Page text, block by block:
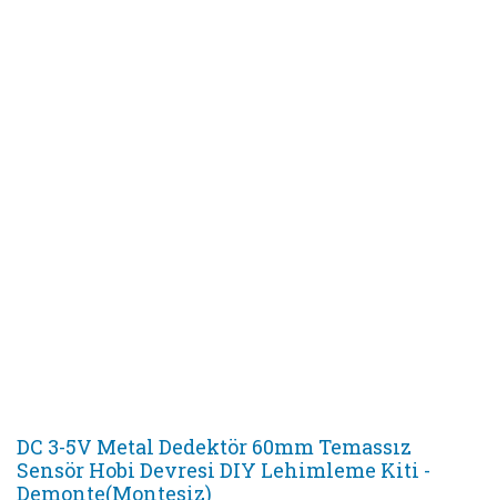
DC 3-5V Metal Dedektör 60mm Temassız
Sensör Hobi Devresi DIY Lehimleme Kiti -
Demonte(Montesiz)